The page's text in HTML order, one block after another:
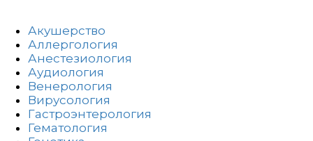
Акушерство
Аллергология
Анестезиология
Аудиология
Венерология
Вирусология
Гастроэнтерология
Гематология